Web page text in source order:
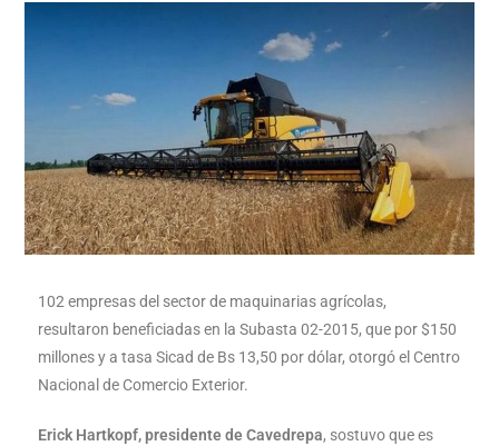
102 empresas del sector de maquinarias agrícolas,
resultaron beneficiadas en la Subasta 02-2015, que por $150
millones y a tasa Sicad de Bs 13,50 por dólar, otorgó el Centro
Nacional de Comercio Exterior.
Erick Hartkopf, presidente de Cavedrepa, sostuvo que es